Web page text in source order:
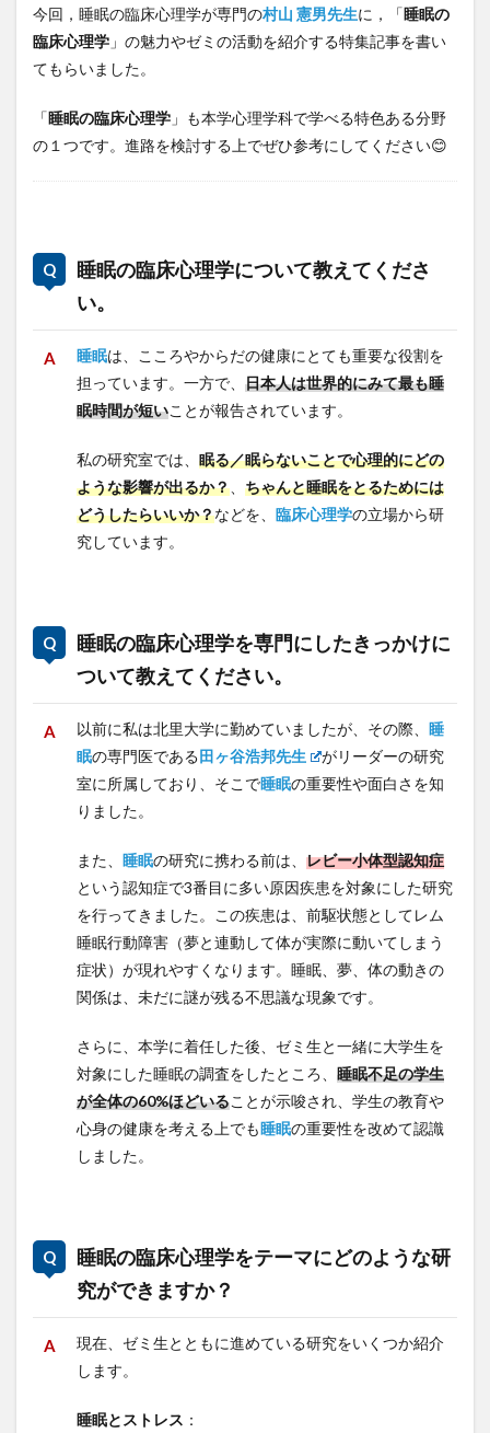
今回，睡眠の臨床心理学が専門の村山 憲男先生に，「睡眠の
臨床心理学 」の魅力やゼミの活動を紹介する特集記事を書い
てもらいました。
「睡眠の臨床心理学 」も本学心理学科で学べる特色ある分野
の１つです。進路を検討する上でぜひ参考にしてください😊
睡眠の臨床心理学について教えてくださ
い。
睡眠は、こころやからだの健康にとても重要な役割を
担っています。一方で、 日本人は世界的にみて最も睡
眠時間が短いことが報告されています。
私の研究室では、 眠る／眠らないことで心理的にどの
ような影響が出るか？
ちゃんと睡眠をとるためには
どうしたらいいか？などを、 臨床心理学の立場から研
究しています。
睡眠の臨床心理学を専門にしたきっかけに
ついて教えてください。
以前に私は北里大学に勤めていましたが、その際、 睡
眠の専門医である田ヶ谷浩邦先生
がリーダーの研究
室に所属しており、そこで睡眠の重要性や面白さを知
りました。
また、 睡眠の研究に携わる前は、 レビー小体型認知症
という認知症で3番目に多い原因疾患を対象にした研究
を行ってきました。この疾患は、前駆状態としてレム
睡眠行動障害（夢と連動して体が実際に動いてしまう
症状）が現れやすくなります。睡眠、夢、体の動きの
関係は、未だに謎が残る不思議な現象です。
さらに、本学に着任した後、ゼミ生と一緒に大学生を
対象にした睡眠の調査をしたところ、 睡眠不足の学生
が全体の60%ほどいることが示唆され、学生の教育や
心身の健康を考える上でも睡眠の重要性を改めて認識
しました。
睡眠の臨床心理学をテーマにどのような研
究ができますか？
現在、ゼミ生とともに進めている研究をいくつか紹介
します。
睡眠とストレス ：